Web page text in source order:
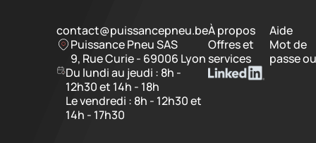
contact@puissancepneu.be
Puissance Pneu SAS
9, Rue Curie - 69006 Lyon
Du lundi au jeudi : 8h -
12h30 et 14h - 18h
Le vendredi : 8h - 12h30 et
14h - 17h30
À propos
Offres et
services
Aide
Mot de
passe